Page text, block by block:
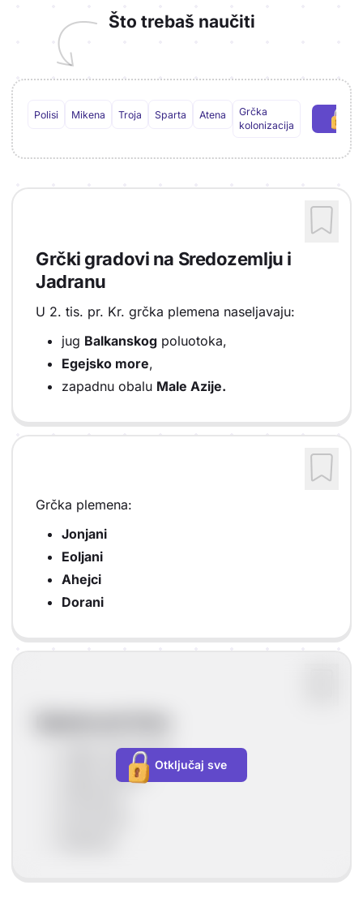
Što trebaš naučiti
Polisi Mikena Troja Sparta Atena
Grčka
kolonizacija
Grčki gradovi na Sredozemlju i
Jadranu
U 2. tis. pr. Kr. grčka plemena naseljavaju:
jug Balkanskog poluotoka,
Egejsko more,
zapadnu obalu Male Azije.
Grčka plemena:
Jonjani
Eoljani
Ahejci
Dorani
uzgoj vinove loze
uzgoj maslina
Otključaj sve